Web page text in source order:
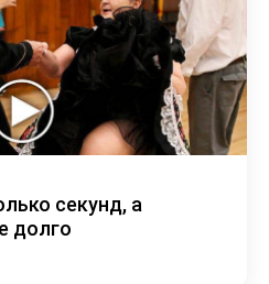
секунд, а
долго